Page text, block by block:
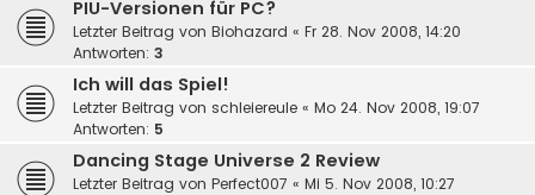
PIU-Versionen für PC?
Letzter Beitrag von Biohazard « Fr 28. Nov 2008, 14:20
Antworten: 3
Ich will das Spiel!
Letzter Beitrag von schleiereule « Mo 24. Nov 2008, 19:07
Antworten: 5
Dancing Stage Universe 2 Review
Letzter Beitrag von Perfect007 « Mi 5. Nov 2008, 10:27